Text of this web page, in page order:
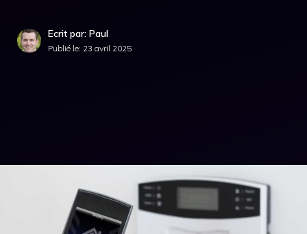
Ecrit par: Paul
Publié le: 23 avril 2025